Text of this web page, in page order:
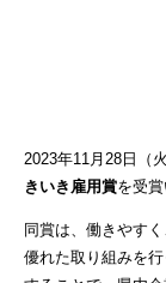
2023年11月28日（
きいき雇用賞を受賞
同賞は、働きやす
優れた取り組みを